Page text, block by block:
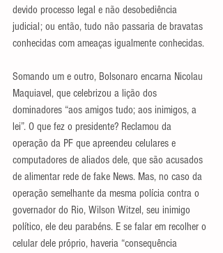
devido processo legal e não desobediência
judicial; ou então, tudo não passaria de bravatas
conhecidas com ameaças igualmente conhecidas.
Somando um e outro, Bolsonaro encarna Nicolau
Maquiavel, que celebrizou a lição dos
dominadores “aos amigos tudo; aos inimigos, a
lei”. O que fez o presidente? Reclamou da
operação da PF que apreendeu celulares e
computadores de aliados dele, que são acusados
de alimentar rede de fake News. Mas, no caso da
operação semelhante da mesma polícia contra o
governador do Rio, Wilson Witzel, seu inimigo
político, ele deu parabéns. E se falar em recolher o
celular dele próprio, haveria “consequência